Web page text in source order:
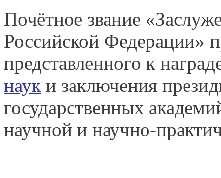
Почётное звание
Российской Федерации»
представленного к
наук и заключения
государственных
научной и научно-